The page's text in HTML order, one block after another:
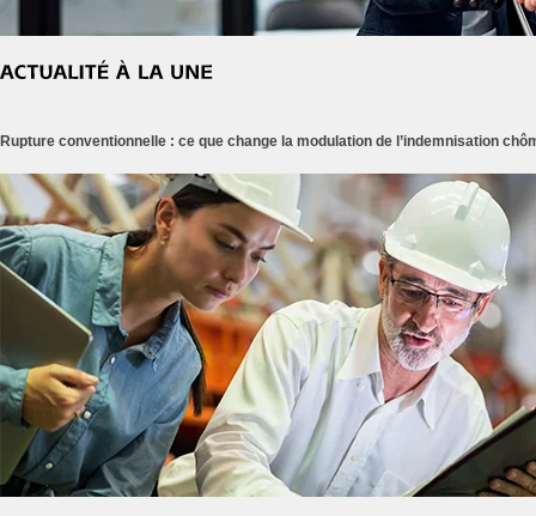
Rupture conventionnelle : ce que change la modulation de l’indemnisation